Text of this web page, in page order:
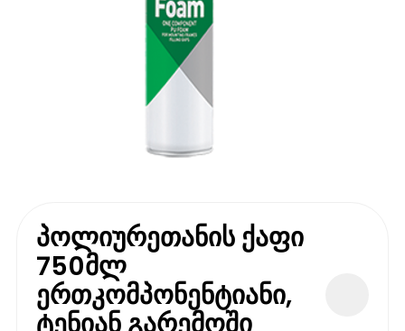
პოლიურეთანის ქაფი
750მლ
ერთკომპონენტიანი,
ტენიან გარემოში